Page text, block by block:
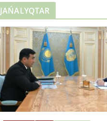
JAŃALYQTAR